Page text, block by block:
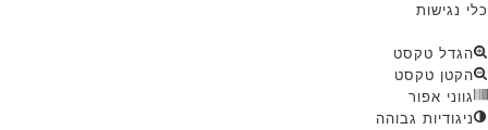
כלי נגישות
הגדל טקסט
הקטן טקסט
גווני אפור
ניגודיות גבוהה